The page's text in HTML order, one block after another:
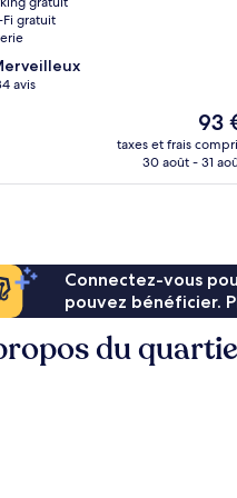
gratuit
avis
Le
prix
93
taxes et frais
30 août - 31
Connectez-vous
pouvez bénéficier.
du